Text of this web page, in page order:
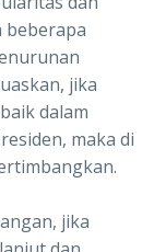
beberapa
jika
dalam
maka di
jika